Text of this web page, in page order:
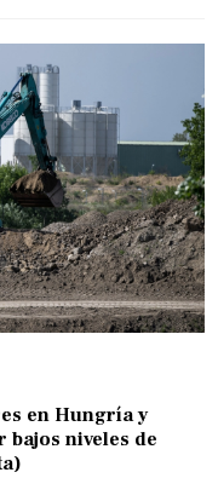
en Hungría y
niveles de